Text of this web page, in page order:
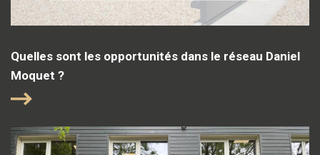
Quelles sont les opportunités dans le réseau Daniel
Moquet ?